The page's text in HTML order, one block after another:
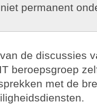
permanent
de discussies
beroepsgroep
met de